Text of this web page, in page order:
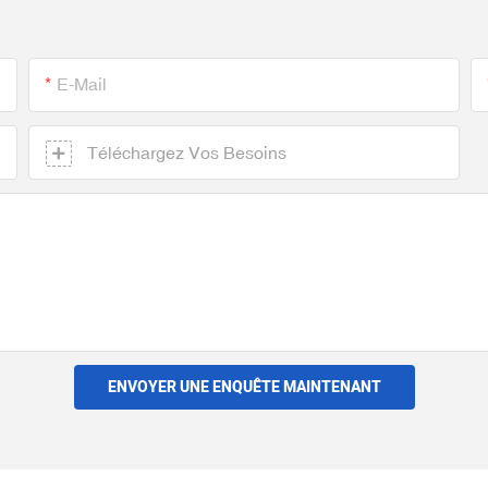
E-Mail
Téléchargez Vos Besoins
ENVOYER UNE ENQUÊTE MAINTENANT